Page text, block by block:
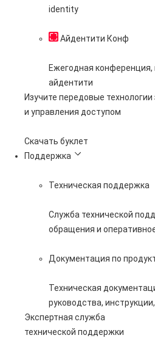
identity
Айдентити Конф
Ежегодная
айдентити
Изучите передовые
и управления доступом
Скачать буклет
Поддержка
Техническая поддержка
Служба технической
обращения и
Документация по
Техническая
руководства,
Экспертная служба
технической поддержки